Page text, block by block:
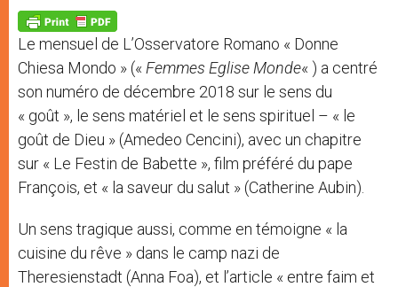
p
p
g
e
r
o
k
Le mensuel de L’Osservatore Romano « Donne
Chiesa Mondo » (« Femmes Eglise Monde« ) a centré
son numéro de décembre 2018 sur le sens du
« goût », le sens matériel et le sens spirituel – « le
goût de Dieu » (Amedeo Cencini), avec un chapitre
sur « Le Festin de Babette », film préféré du pape
François, et « la saveur du salut » (Catherine Aubin).
Un sens tragique aussi, comme en témoigne « la
cuisine du rêve » dans le camp nazi de
Theresienstadt (Anna Foa), et l’article « entre faim et